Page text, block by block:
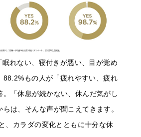
れない、寝付きが悪い、目が覚め
88.2%もの人が「疲れやすい、疲れ
。「休息が続かない、休んだ気がし
は、そんな声が聞こえてきます。
、カラダの変化とともに十分な休